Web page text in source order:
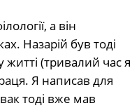
а він
Назарій був тоді
(тривалий час я
Я написав для
тоді вже мав